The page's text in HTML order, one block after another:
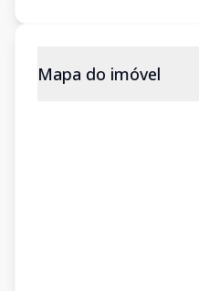
Mapa do imóvel